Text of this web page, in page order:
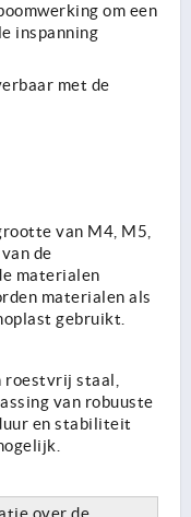
om een
inspanning
met de
van M4, M5,
de
materialen
materialen als
gebruikt.
roestvrij staal,
van robuuste
en stabiliteit